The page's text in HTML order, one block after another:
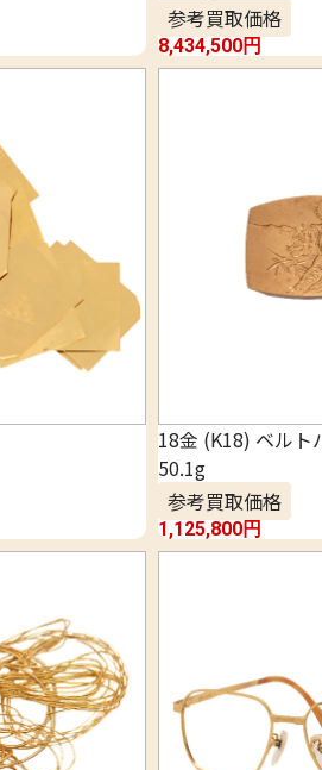
参考買取価格
8,434,500円
18金 (K18) ベルト
50.1g
参考買取価格
1,125,800円